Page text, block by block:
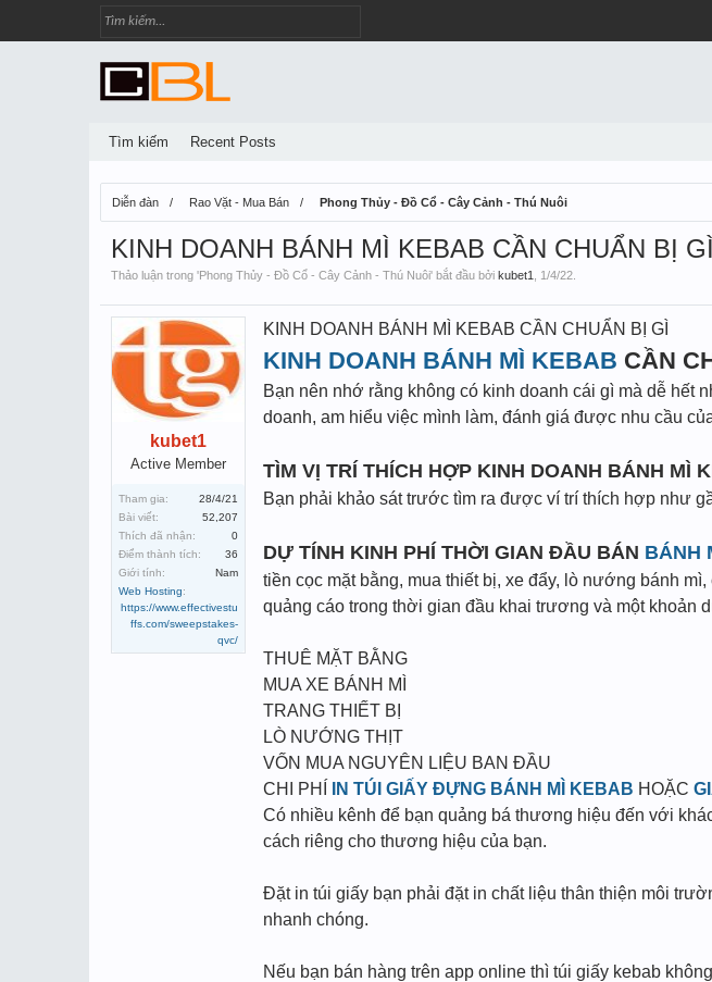
Diễn đàn Rao Vặt - Mua Bán Phong Thủy - Đồ Cổ - Cây Cảnh - Thú Nuôi
KINH DOANH BÁNH MÌ KEBAB CẦN CHUẨN BỊ GÌ
Thảo luận trong 'Phong Thủy - Đồ Cổ - Cây Cảnh - Thú Nuôi' bắt đầu bởi kubet1 1/4/22
kubet1
Active Member
Tham gia:
28/4/21
Bài viết:
52,207
Thích đã nhận:
0
Điểm thành tích:
36
Giới tính:
Nam
Web Hosting:
https://www.effectivestu
ffs.com/sweepstakes-
qvc/
KINH DOANH BÁNH MÌ KEBAB CẦN CHUẨN BỊ GÌ
KINH DOANH BÁNH MÌ KEBAB CẦN
Bạn nên nhớ rằng không có kinh doanh cái gì mà dễ hết
doanh, am hiểu việc mình làm, đánh giá được nhu cầu
TÌM VỊ TRÍ THÍCH HỢP KINH DOANH BÁNH MÌ
Bạn phải khảo sát trước tìm ra được ví trí thích hợp như
DỰ TÍNH KINH PHÍ THỜI GIAN ĐẦU BÁN BÁNH
tiền cọc mặt bằng, mua thiết bị, xe đẩy, lò nướng bánh
quảng cáo trong thời gian đầu khai trương và một khoản
THUÊ MẶT BẰNG
MUA XE BÁNH MÌ
TRANG THIẾT BỊ
LÒ NƯỚNG THỊT
VỐN MUA NGUYÊN LIỆU BAN ĐẦU
CHI PHÍ
IN TÚI GIẤY ĐỰNG BÁNH MÌ KEBAB HOẶC
Có nhiều kênh để bạn quảng bá thương hiệu đến với
cách riêng cho thương hiệu của bạn.
Đặt in túi giấy bạn phải đặt in chất liệu thân thiện môi
nhanh chóng.
Nếu bạn bán hàng trên app online thì túi giấy kebab
Tìm kiếm Recent Posts